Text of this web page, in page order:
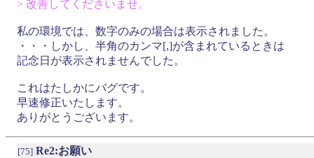
> 改善してくださいませ。
私の環境では、数字のみの場合は表示されました。
・・・しかし、半角のカンマ[,]が含まれているときは
記念日が表示されませんでした。
これはたしかにバグです。
早速修正いたします。
ありがとうございます。
[75] Re2:お願い